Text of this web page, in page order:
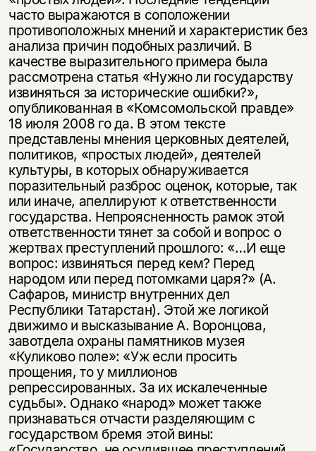
часто выражаются в соположении
противоположных мнений и характеристик без
анализа причин подобных различий. В
качестве выразитель­ного примера была
рассмотрена статья «Нужно ли государству
извиняться за исторические ошибки?»,
опубликованная в «Комсомольской правде»
18 июля 2008 го да. В этом тексте
представлены мнения церковных деятелей,
политиков, «простых людей», деятелей
культуры, в которых обнаруживается
поразительный разброс оценок, которые, так
или иначе, апеллируют к ответственности
госу­дарства. Непроясненность рамок этой
ответственности тянет за собой и вопрос о
жертвах преступлений прошлого: «…И еще
вопрос: извиняться перед кем? Пе­ред
народом или перед потомками царя?» (А.
Сафаров, министр внутренних дел
Республики Татарстан). Этой же логикой
движимо и высказывание А. Ворон­цова,
завотдела охраны памятников музея
«Куликово поле»: «Уж если просить
прощения, то у миллионов
репрессированных. За их искалеченные
судьбы». Од­нако «народ» может также
признаваться отчасти разделяющим с
государством бремя этой вины: